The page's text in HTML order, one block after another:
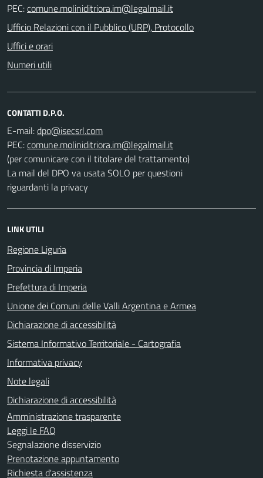
PEC:
Ufficio Relazioni con il Pubblico (URP), Protocollo
Uffici e orari
Numeri utili
CONTATTI D.P.O.
E-mail:
PEC:
(per comunicare con il titolare del trattamento)
La mail del DPO va usata SOLO per questioni
riguardanti la privacy
LINK UTILI
Regione Liguria
Provincia di Imperia
Prefettura di Imperia
Unione dei Comuni delle Valli Argentina e Armea
Dichiarazione di accessibilità
Sistema Informativo Territoriale - Cartografia
Informativa privacy
Note legali
Dichiarazione di accessibilità
Amministrazione trasparente
Leggi le FAQ
Segnalazione disservizio
Prenotazione appuntamento
Richiesta d'assistenza